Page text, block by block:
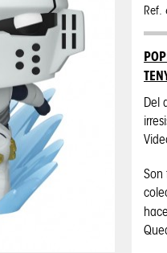
Ref.
Del
Son